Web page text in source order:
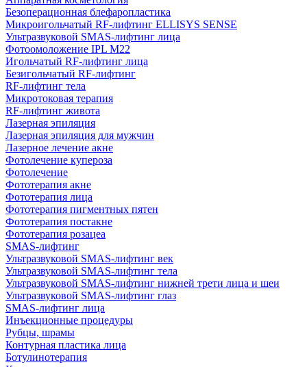
Безоперационная блефаропластика
Микроигольчатый RF-лифтинг ELLISYS SENSE
Ультразвуковой SMAS-лифтинг лица
Фотоомоложение IPL M22
Игольчатый RF-лифтинг лица
Безигольчатый RF-лифтинг
RF-лифтинг тела
Микротоковая терапия
RF-лифтинг живота
Лазерная эпиляция
Лазерная эпиляция для мужчин
Лазерное лечение акне
Фотолечение купероза
Фотолечение
Фототерапия акне
Фототерапия лица
Фототерапия пигментных пятен
Фототерапия постакне
Фототерапия розацеа
SMAS-лифтинг
Ультразвуковой SMAS-лифтинг век
Ультразвуковой SMAS-лифтинг тела
Ультразвуковой SMAS-лифтинг нижней трети лица и шеи
Ультразвуковой SMAS-лифтинг глаз
SMAS-лифтинг лица
Инъекционные процедуры
Рубцы, шрамы
Контурная пластика лица
Ботулинотерапия